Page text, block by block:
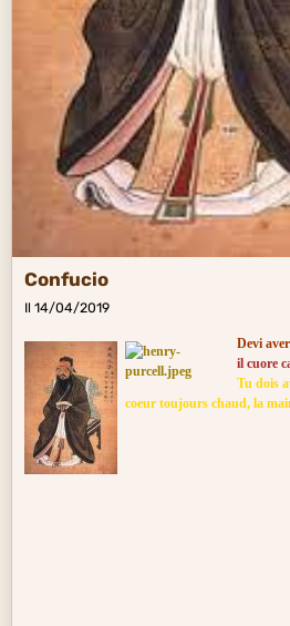
Confucio
Il 14/04/2019
Devi
il cuore
Tu dois
coeur toujours chaud, la